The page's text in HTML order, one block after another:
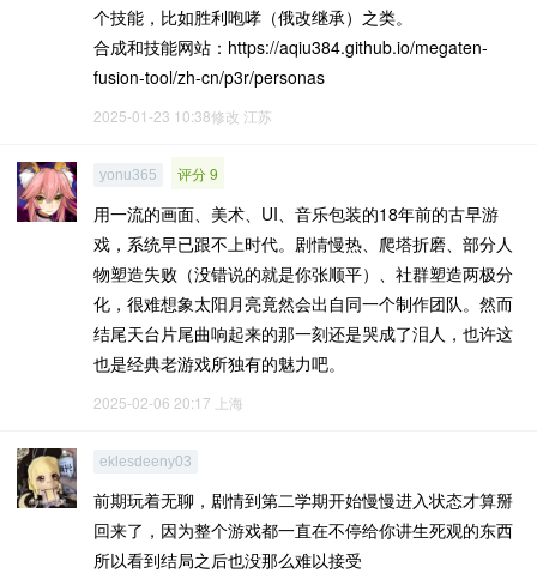
个技能，比如胜利咆哮（俄改继承）之类。
合成和技能网站：https://aqiu384.github.io/megaten-
fusion-tool/zh-cn/p3r/personas
2025-01-23 10:38修改 江苏
yonu365 评分 9
用一流的画面、美术、UI、音乐包装的18年前的古早游
戏，系统早已跟不上时代。剧情慢热、爬塔折磨、部分人
物塑造失败（没错说的就是你张顺平）、社群塑造两极分
化，很难想象太阳月亮竟然会出自同一个制作团队。然而
结尾天台片尾曲响起来的那一刻还是哭成了泪人，也许这
也是经典老游戏所独有的魅力吧。
2025-02-06 20:17 上海
eklesdeeny03
前期玩着无聊，剧情到第二学期开始慢慢进入状态才算掰
回来了，因为整个游戏都一直在不停给你讲生死观的东西
所以看到结局之后也没那么难以接受